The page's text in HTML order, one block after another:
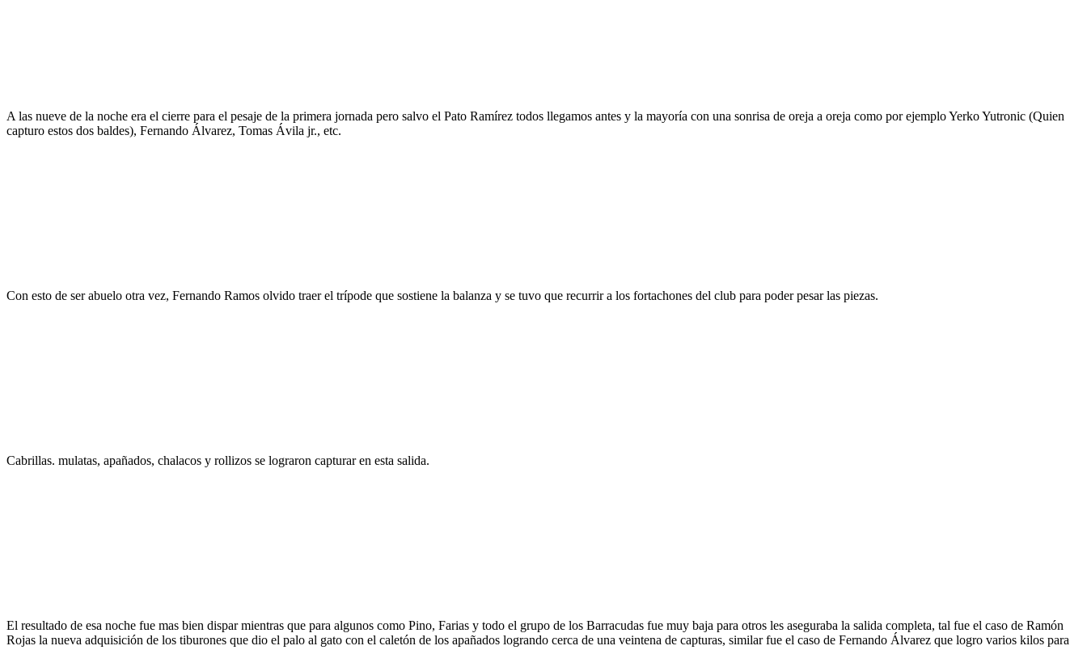
A las nueve de la noche era el cierre para el pesaje de la primera jornada pero salvo el Pato Ramírez todos llegamos antes y la mayoría con una sonrisa de oreja a oreja como por ejemplo Yerko Yutronic (Quien
capturo estos dos baldes), Fernando Álvarez, Tomas Ávila jr., etc.
Con esto de ser abuelo otra vez, Fernando Ramos olvido traer el trípode que sostiene la balanza y se tuvo que recurrir a los fortachones del club para poder pesar las piezas.
Cabrillas. mulatas, apañados, chalacos y rollizos se lograron capturar en esta salida.
El resultado de esa noche fue mas bien dispar mientras que para algunos como Pino, Farias y todo el grupo de los Barracudas fue muy baja para otros les aseguraba la salida completa, tal fue el caso de Ramón
Rojas la nueva adquisición de los tiburones que dio el palo al gato con el caletón de los apañados logrando cerca de una veintena de capturas, similar fue el caso de Fernando Álvarez que logro varios kilos para